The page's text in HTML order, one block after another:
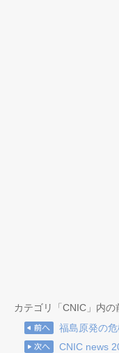
カテゴリ「CNIC」内の
福島原発の
CNIC news